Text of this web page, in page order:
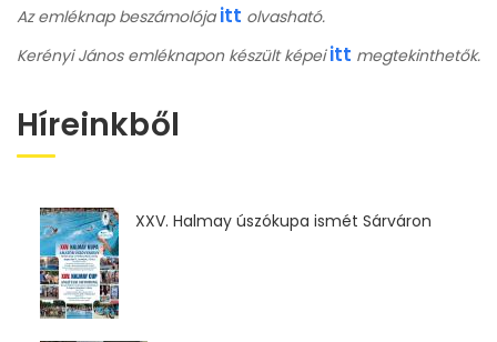
Az emléknap beszámolója itt olvasható.
Kerényi János emléknapon készült képeiitt megtekinthetők.
Híreinkből
XXV. Halmay úszókupa ismét Sárváron